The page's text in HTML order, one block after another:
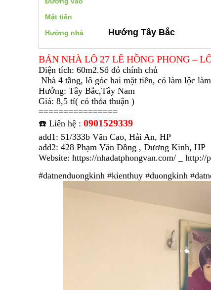
Mặt tiền
Hướng nhà
Hướng Tây Bắc
BÁN NHÀ LÔ 27 LÊ HỒNG PHONG –
Diện tích: 60m2.Sổ đỏ chính chủ
Nhà 4 tầng, lô góc hai mặt tiền, có làm lộc
Hướng: Tây Bắc,Tây Nam
Giá: 8,5 tỉ( có thỏa thuận )
================
☎️ Liên hệ : 0901529339
add1: 51/333b Văn Cao, Hải An, HP
add2: 428 Phạm Văn Đồng , Dương Kinh, HP
Website: https://nhadatphongvan.com/ _ http://
#datnenduongkinh #kienthuy #duongkinh